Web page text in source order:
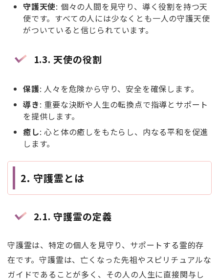
守護天使: 個々の人間を見守り、導く役割を持つ天
使です。すべての人には少なくとも一人の守護天使
がついていると信じられています。
1.3. 天使の役割
保護: 人々を危険から守り、安全を確保します。
導き: 重要な決断や人生の転換点で指導とサポート
を提供します。
癒し: 心と体の癒しをもたらし、内なる平和を促進
します。
2. 守護霊とは
2.1. 守護霊の定義
守護霊は、特定の個人を見守り、サポートする霊的存
在です。守護霊は、亡くなった先祖やスピリチュアルな
ガイドであることが多く、その人の人生に直接関与し